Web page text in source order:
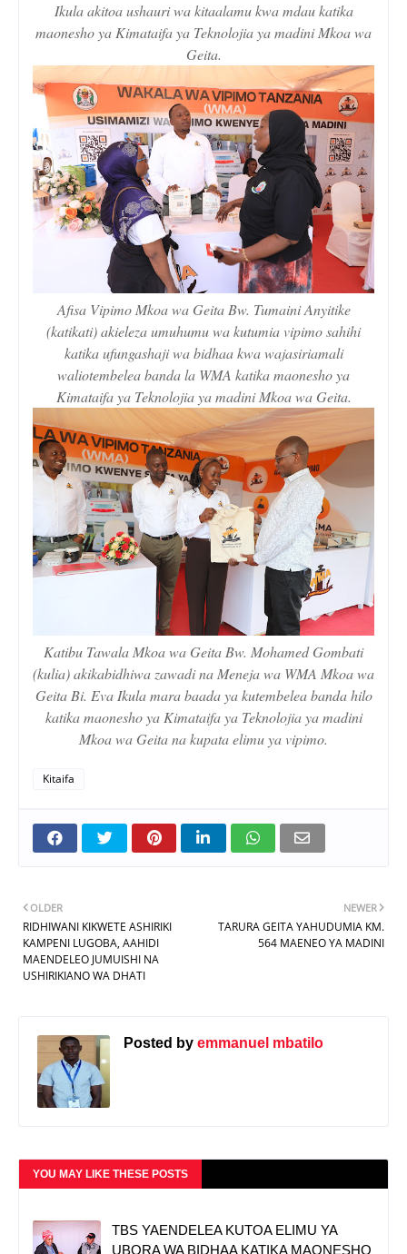
Ikula akitoa ushauri wa kitaalamu kwa mdau katika
maonesho ya Kimataifa ya Teknolojia ya madini Mkoa wa
Geita.
Afisa Vipimo Mkoa wa Geita Bw. Tumaini Anyitike
(katikati) akieleza umuhumu wa kutumia vipimo sahihi
katika ufungashaji wa bidhaa kwa wajasiriamali
waliotembelea banda la WMA katika maonesho ya
Kimataifa ya Teknolojia ya madini Mkoa wa Geita.
Katibu Tawala Mkoa wa Geita Bw. Mohamed Gombati
(kulia) akikabidhiwa zawadi na Meneja wa WMA Mkoa wa
Geita Bi. Eva Ikula mara baada ya kutembelea banda hilo
katika maonesho ya Kimataifa ya Teknolojia ya madini
Mkoa wa Geita na kupata elimu ya vipimo.
Kitaifa
NEWER
TARURA GEITA YAHUDUMIA KM.
564 MAENEO YA MADINI
OLDER
RIDHIWANI KIKWETE ASHIRIKI
KAMPENI LUGOBA, AAHIDI
MAENDELEO JUMUISHI NA
USHIRIKIANO WA DHATI
Posted by emmanuel mbatilo
YOU MAY LIKE THESE POSTS
TBS YAENDELEA KUTOA ELIMU YA
UBORA WA BIDHAA KATIKA MAONESHO